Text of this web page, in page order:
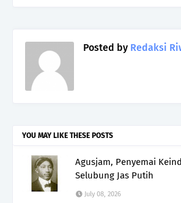
Posted by Redaksi
YOU MAY LIKE THESE POSTS
Agusjam, Penyemai
Selubung Jas Putih
July 08, 2026